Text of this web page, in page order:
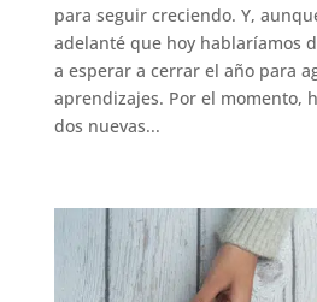
para seguir creciendo. Y,
adelanté que hoy hablaríamos
a esperar a cerrar el año para
aprendizajes. Por el momento,
dos nuevas...